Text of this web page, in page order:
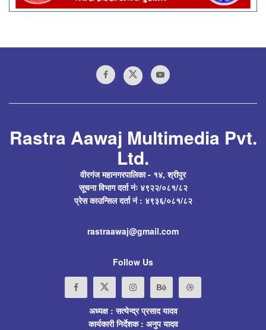
Rastra Aawaj Multimedia Pvt.
Ltd.
वीरगंज महानगरपालिका - १४, श्रीपुर
सूचना विभाग दर्ता नंः ४९२२/०८१/८२
प्रेस काउन्सिल दर्ता नं : ४९३६/०८१/८२
rastraawaj@gmail.com
Follow Us
अध्यक्ष : सत्येन्द्र प्रसाद यादव
कार्यकारी निर्देशक : अनुप यादव